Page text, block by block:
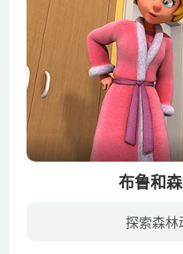
布鲁和
探索森林